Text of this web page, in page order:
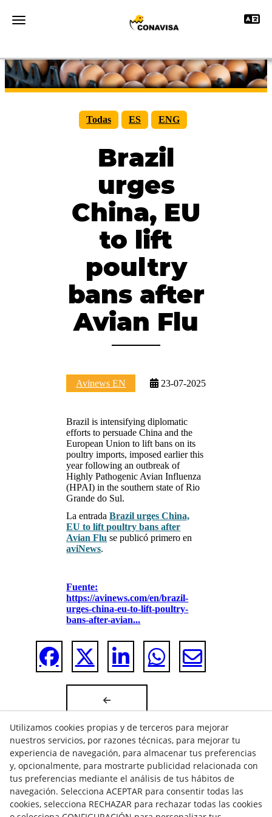
Toggle navigation Toggle
Todas ES ENG
Brazil
urges
China, EU
to lift
poultry
bans after
Avian Flu
Avinews EN 23-07-2025
Brazil is intensifying diplomatic
efforts to persuade China and the
European Union to lift bans on its
poultry imports, imposed earlier this
year following an outbreak of
Highly Pathogenic Avian Influenza
(HPAI) in the southern state of Rio
Grande do Sul.
La entradaBrazil urges China,
EU to lift poultry bans after
Avian Flu se publicó primero en
aviNews.
Fuente:
https://avinews.com/en/brazil-
urges-china-eu-to-lift-poultry-
bans-after-avian...
Utilizamos cookies propias y de terceros para mejorar
nuestros servicios, por razones técnicas, para mejorar tu
experiencia de navegación, para almacenar tus preferencias
y, opcionalmente, para mostrarte publicidad relacionada con
tus preferencias mediante el análisis de tus hábitos de
navegación. Selecciona ACEPTAR para consentir todas las
cookies, selecciona RECHAZAR para rechazar todas las cookies